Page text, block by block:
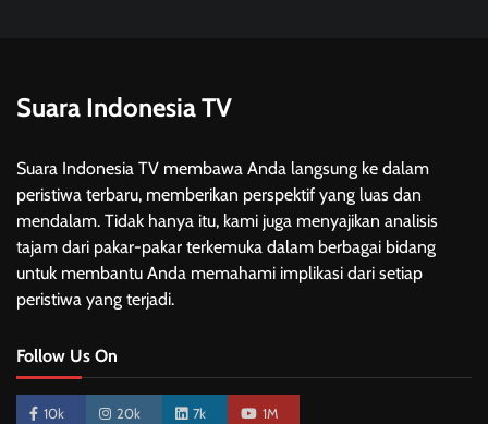
Suara Indonesia TV
Suara Indonesia TV membawa Anda langsung ke dalam
peristiwa terbaru, memberikan perspektif yang luas dan
mendalam. Tidak hanya itu, kami juga menyajikan analisis
tajam dari pakar-pakar terkemuka dalam berbagai bidang
untuk membantu Anda memahami implikasi dari setiap
peristiwa yang terjadi.
Follow Us On
10k 20k 7k 1M